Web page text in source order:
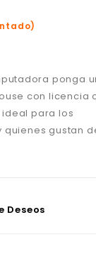
ponga
con licencia
ideal para los
gustan
Deseos